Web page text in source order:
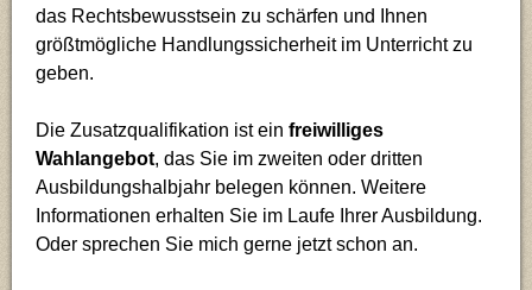
das Rechtsbewusstsein zu schärfen und Ihnen
größtmögliche Handlungssicherheit im Unterricht zu
geben.
Die Zusatzqualifikation ist ein freiwilliges
Wahlangebot, das Sie im zweiten oder dritten
Ausbildungshalbjahr belegen können. Weitere
Informationen erhalten Sie im Laufe Ihrer Ausbildung.
Oder sprechen Sie mich gerne jetzt schon an.